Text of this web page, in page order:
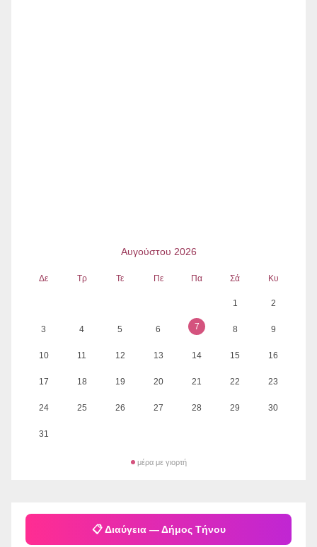
Αυγούστου 2026
Δε Τρ Τε Πε Πα Σά Κυ
1 2
3 4 5 6 7 8 9
10 11 12 13 14 15 16
17 18 19 20 21 22 23
24 25 26 27 28 29 30
31
μέρα με γιορτή
📋 Διαύγεια — Δήμος Τήνου